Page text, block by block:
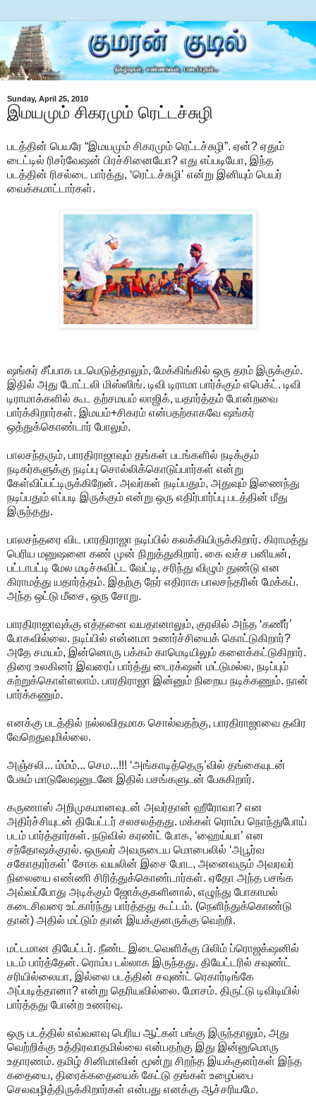
Sunday, April 25, 2010
இமயமும் சிகரமும் ரெட்டச்சுழி
படத்தின் பெயரே “இமயமும் சிகரமும் ரெட்டச்சுழி”. ஏன்? ஏதும்
டைட்டில் ரிசர்வேஷன் பிரச்சினையோ? எது எப்படியோ, இந்த
படத்தின் ரிசல்டை பார்த்து, ‘ரெட்டச்சுழி’ என்று இனியும் பெயர்
வைக்கமாட்டார்கள்.
ஷங்கர் சீப்பாக படமெடுத்தாலும், மேக்கிங்கில் ஒரு தரம் இருக்கும்.
இதில் அது டோட்டலி மிஸ்ஸிங். டிவி டிராமா பார்க்கும் எபெக்ட். டிவி
டிராமாக்களில் கூட தற்சமயம் லாஜிக், யதார்த்தம் போன்றவை
பார்க்கிறார்கள். இமயம்+சிகரம் என்பதற்காகவே ஷங்கர்
ஒத்துக்கொண்டார் போலும்.
பாலசந்தரும், பாரதிராஜாவும் தங்கள் படங்களில் நடிக்கும்
நடிகர்களுக்கு நடிப்பு சொல்லிக்கொடுப்பார்கள் என்று
கேள்விப்பட்டிருக்கிறேன். அவர்கள் நடிப்பதும், அதுவும் இணைந்து
நடிப்பதும் எப்படி இருக்கும் என்று ஒரு எதிர்பார்ப்பு படத்தின் மீது
இருந்தது.
பாலசந்தரை விட பாரதிராஜா நடிப்பில் கலக்கியிருக்கிறார். கிராமத்து
பெரிய மனுஷனை கண் முன் நிறுத்துகிறார். கை வச்ச பனியன்,
பட்டாபட்டி மேல மடிச்சுவிட்ட வேட்டி, சரிந்து விழும் துண்டு என
கிராமத்து யதார்த்தம். இதற்கு நேர் எதிராக பாலசந்தரின் மேக்கப்.
அந்த ஒட்டு மீசை, ஒரு சோறு.
பாரதிராஜாவுக்கு எத்தனை வயதானாலும், குரலில் அந்த ‘கணீர்’
போகவில்லை. நடிப்பில் என்னமா உணர்ச்சியைக் கொட்டுகிறார்?
அதே சமயம், இன்னொரு பக்கம் காமெடியிலும் களைக்கட்டுகிறார்.
திரை உலகினர் இவரைப் பார்த்து டைரக்‌ஷன் மட்டுமல்ல, நடிப்பும்
கற்றுக்கொள்ளலாம். பாரதிராஜா இன்னும் நிறைய நடிக்கணும். நான்
பார்க்கணும்.
எனக்கு படத்தில் நல்லவிதமாக சொல்வதற்கு, பாரதிராஜாவை தவிர
வேறெதுவுமில்லை.
அஞ்சலி... ம்ம்ம்... செம...!!! ‘அங்காடித்தெரு’வில் தங்கையுடன்
பேசும் மாடுலேஷனுடனே இதில் பசங்களுடன் பேசுகிறார்.
கருணாஸ் அறிமுகமானவுடன் அவர்தான் ஹீரோவா? என
அதிர்ச்சியுடன் தியேட்டர் சலசலத்தது. மக்கள் ரொம்ப நொந்துபோய்
படம் பார்த்தார்கள். நடுவில் கரண்ட் போக, ‘ஹைய்யா’ என
சந்தோஷக்குரல். ஒருவர் அவருடைய மொபைலில் ‘அபூர்வ
சகோதரர்கள்’ சோக வயலின் இசை போட, அனைவரும் அவரவர்
நிலையை எண்ணி சிரித்துக்கொண்டார்கள். ஏதோ அந்த பசங்க
அவ்வப்போது அடிக்கும் ஜோக்குகளினால், எழுந்து போகாமல்
கடைசிவரை உட்கார்ந்து பார்த்தது கூட்டம். (நெளிந்துக்கொண்டு
தான்) அதில் மட்டும் தான் இயக்குனருக்கு வெற்றி.
மட்டமான தியேட்டர். நீண்ட இடைவெளிக்கு பிலிம் ப்ரொஜக்‌ஷனில்
படம் பார்த்தேன். ரொம்ப டல்லாக இருந்தது. தியேட்டரில் சவுண்ட்
சரியில்லையா, இல்லை படத்தின் சவுண்ட் ரெகார்டிங்கே
அப்படித்தானா? என்று தெரியவில்லை. மோசம். திருட்டு டிவிடியில்
பார்த்தது போன்ற உணர்வு.
ஒரு படத்தில் எவ்வளவு பெரிய ஆட்கள் பங்கு இருந்தாலும், அது
வெற்றிக்கு உத்திரவாதமில்லை என்பதற்கு இது இன்னுமொரு
உதாரணம். தமிழ் சினிமாவின் மூன்று சிறந்த இயக்குனர்கள் இந்த
கதையை, திரைக்கதையைக் கேட்டு தங்கள் உழைப்பை
செலவழித்திருக்கிறார்கள் என்பது எனக்கு ஆச்சரியமே.